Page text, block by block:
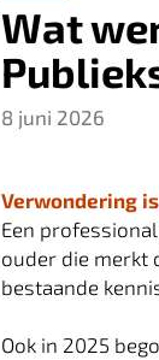
Wat
8 juni 2026
Verwondering
Een
ouder die merkt
bestaande
Ook in 2025